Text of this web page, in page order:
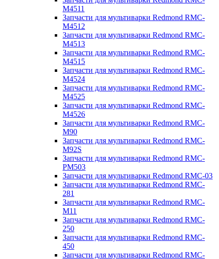
M4511
Запчасти для мультиварки Redmond RMC-
M4512
Запчасти для мультиварки Redmond RMC-
M4513
Запчасти для мультиварки Redmond RMC-
M4515
Запчасти для мультиварки Redmond RMC-
M4524
Запчасти для мультиварки Redmond RMC-
M4525
Запчасти для мультиварки Redmond RMC-
M4526
Запчасти для мультиварки Redmond RMC-
M90
Запчасти для мультиварки Redmond RMC-
M92S
Запчасти для мультиварки Redmond RMC-
PM503
Запчасти для мультиварки Redmond RMC-03
Запчасти для мультиварки Redmond RMC-
281
Запчасти для мультиварки Redmond RMC-
M11
Запчасти для мультиварки Redmond RMC-
250
Запчасти для мультиварки Redmond RMC-
450
Запчасти для мультиварки Redmond RMC-